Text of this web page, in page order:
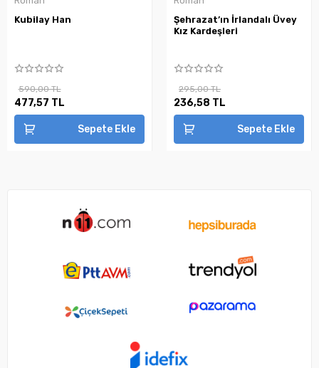
Kubilay Han
590,00 TL
477,57 TL
Sepete Ekle
Şehrazat’ın İrlandalı Üvey
Kız Kardeşleri
295,00 TL
236,58 TL
Sepete Ekle